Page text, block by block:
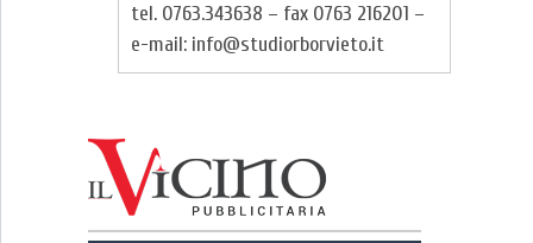
tel. 0763.343638 – fax 0763 216201 –
e-mail: info@studiorborvieto.it